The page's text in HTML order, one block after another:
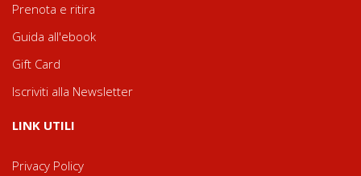
Prenota e ritira
Guida all'ebook
Gift Card
Iscriviti alla Newsletter
LINK UTILI
Privacy Policy